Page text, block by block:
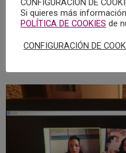
de más profesionales
mental perinatal y más
en la infancia dónde
CONFIGURACIÓN DE
Si quieres más
POLÍTICA DE COOKIES de
CONFIGURACIÓN DE